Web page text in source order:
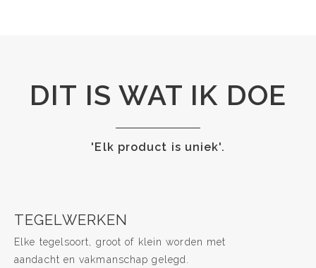
DIT IS WAT IK DOE
'Elk product is uniek'.
TEGELWERKEN
Elke tegelsoort, groot of klein worden met
aandacht en vakmanschap gelegd.